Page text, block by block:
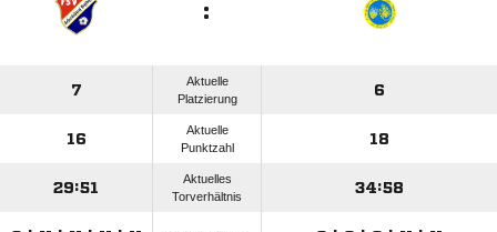
:
7
Aktuelle
Platzierung
6
16
Aktuelle
Punktzahl
18
29:51
Aktuelles
Torverhältnis
34:58